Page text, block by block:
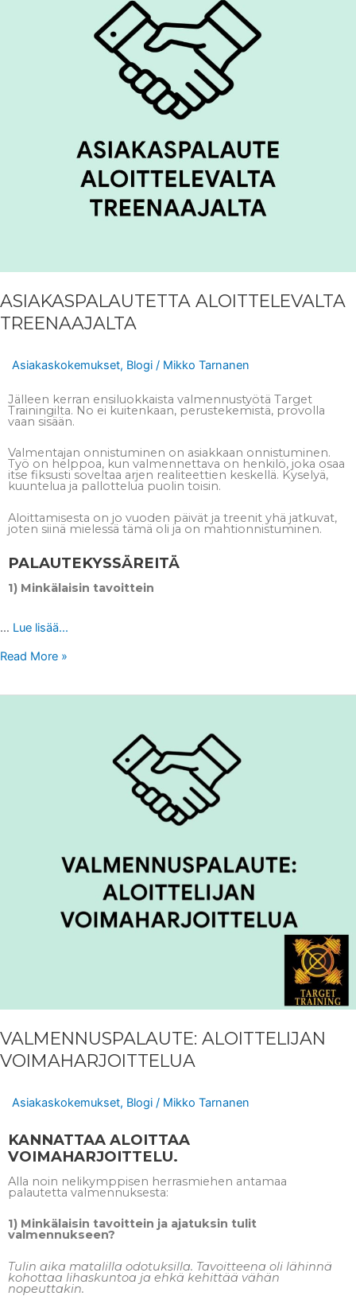
ASIAKASPALAUTETTA ALOITTELEVALTA
TREENAAJALTA
Asiakaskokemukset, Blogi/ Mikko Tarnanen
Jälleen kerran ensiluokkaista valmennustyötä Target
Trainingilta. No ei kuitenkaan, perustekemistä, provolla
vaan sisään.
Valmentajan onnistuminen on asiakkaan onnistuminen.
Työ on helppoa, kun valmennettava on henkilö, joka osaa
itse fiksusti soveltaa arjen realiteettien keskellä. Kyselyä,
kuuntelua ja pallottelua puolin toisin.
Aloittamisesta on jo vuoden päivät ja treenit yhä jatkuvat,
joten siinä mielessä tämä oli ja on mahtionnistuminen.
PALAUTEKYSSÄREITÄ
1) Minkälaisin tavoittein
… Lue lisää...
Read More »
VALMENNUSPALAUTE: ALOITTELIJAN
VOIMAHARJOITTELUA
Asiakaskokemukset, Blogi/ Mikko Tarnanen
KANNATTAA ALOITTAA
VOIMAHARJOITTELU.
Alla noin nelikymppisen herrasmiehen antamaa
palautetta valmennuksesta:
1) Minkälaisin tavoittein ja ajatuksin tulit
valmennukseen?
Tulin aika matalilla odotuksilla. Tavoitteena oli lähinnä
kohottaa lihaskuntoa ja ehkä kehittää vähän
nopeuttakin.